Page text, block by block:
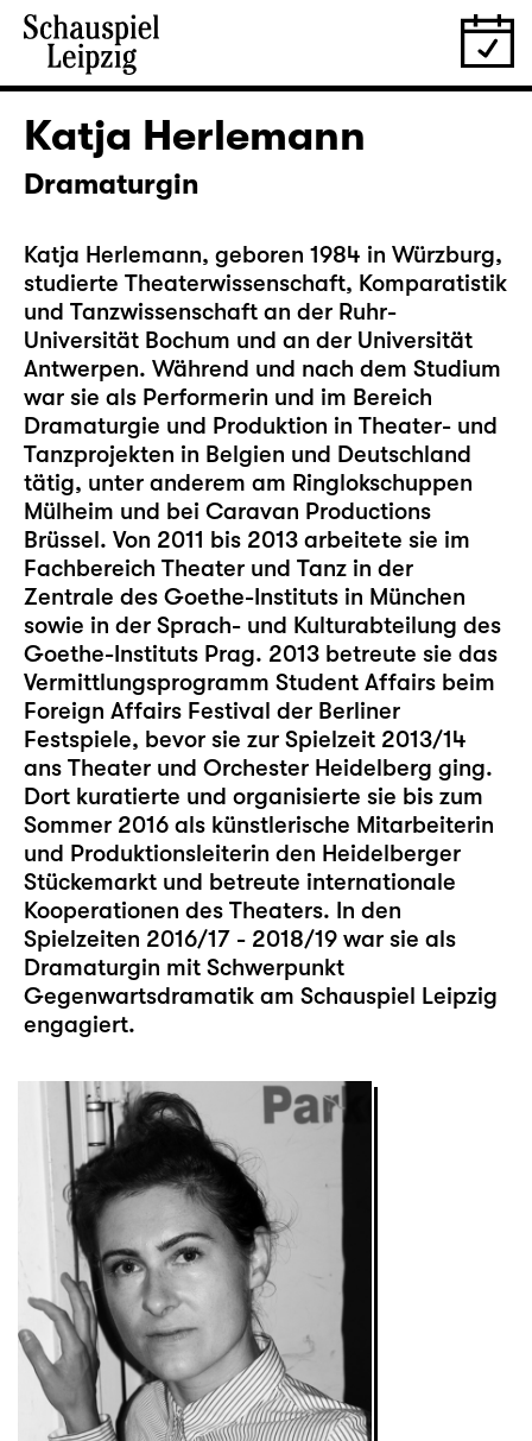
Katja Herlemann
Dramaturgin
Katja Herlemann, geboren 1984 in Würzburg,
studierte Theaterwissenschaft, Komparatistik
und Tanzwissenschaft an der Ruhr-
Universität Bochum und an der Universität
Antwerpen. Während und nach dem Studium
war sie als Performerin und im Bereich
Dramaturgie und Produktion in Theater- und
Tanzprojekten in Belgien und Deutschland
tätig, unter anderem am Ringlokschuppen
Mülheim und bei Caravan Productions
Brüssel. Von 2011 bis 2013 arbeitete sie im
Fachbereich Theater und Tanz in der
Zentrale des Goethe-Instituts in München
sowie in der Sprach- und Kulturabteilung des
Goethe-Instituts Prag. 2013 betreute sie das
Vermittlungsprogramm Student Affairs beim
Foreign Affairs Festival der Berliner
Festspiele, bevor sie zur Spielzeit 2013/14
ans Theater und Orchester Heidelberg ging.
Dort kuratierte und organisierte sie bis zum
Sommer 2016 als künstlerische Mitarbeiterin
und Produktionsleiterin den Heidelberger
Stückemarkt und betreute internationale
Kooperationen des Theaters. In den
Spielzeiten 2016/17 - 2018/19 war sie als
Dramaturgin mit Schwerpunkt
Gegenwartsdramatik am Schauspiel Leipzig
engagiert.